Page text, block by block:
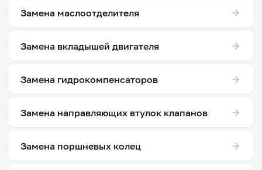
Замена маслоотделителя
Замена вкладышей двигателя
Замена гидрокомпенсаторов
Замена направляющих втулок клапанов
Замена поршневых колец